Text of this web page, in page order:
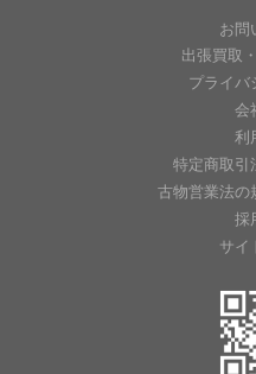
お問
出張買取
プライバ
会
利
特定商取引
古物営業法の
採
サイ